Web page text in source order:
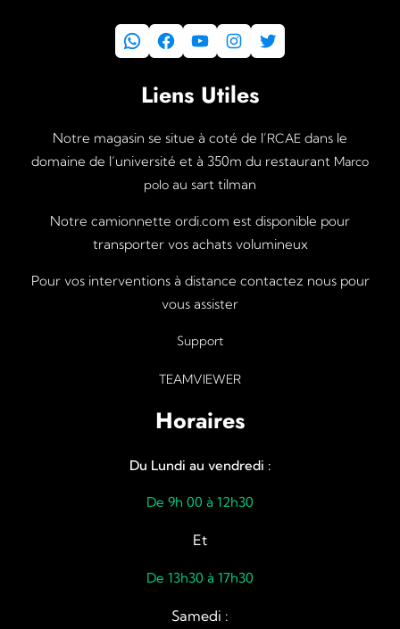
WhatsApp Facebook YouTube Instagram Twitter
Liens Utiles
Notre magasin se situe à coté de l’RCAE dans le
domaine de l’université et à 350m du restaurant Marco
polo au sart tilman
Notre camionnette ordi.com est disponible pour
transporter vos achats volumineux
Pour vos interventions à distance contactez nous pour
vous assister
Support
TEAMVIEWER
Horaires
Du Lundi au vendredi :
De 9h 00 à 12h30
Et
De 13h30 à 17h30
Samedi :